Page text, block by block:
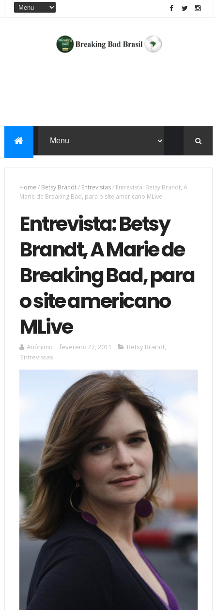
Home / Betsy Brandt/ Entrevistas/ Entrevista: Betsy Brandt, A
Marie de Breaking Bad, para o site americano MLive
Entrevista: Betsy
Brandt, A Marie de
Breaking Bad, para
o site americano
MLive
Anônimo fevereiro 22, 2011 Betsy Brandt,
Entrevistas